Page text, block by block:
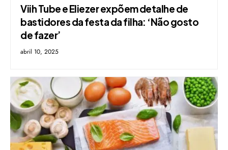
Viih Tube e Eliezer expõem detalhe de
bastidores da festa da filha: ‘Não gosto
de fazer’
abril 10, 2025